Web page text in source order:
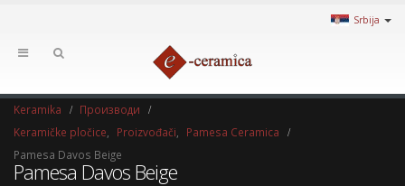
Srbija
Keramika
Производи
Keramičke pločice
Proizvođači
Pamesa Ceramica
Pamesa Davos Beige
Pamesa Davos Beige